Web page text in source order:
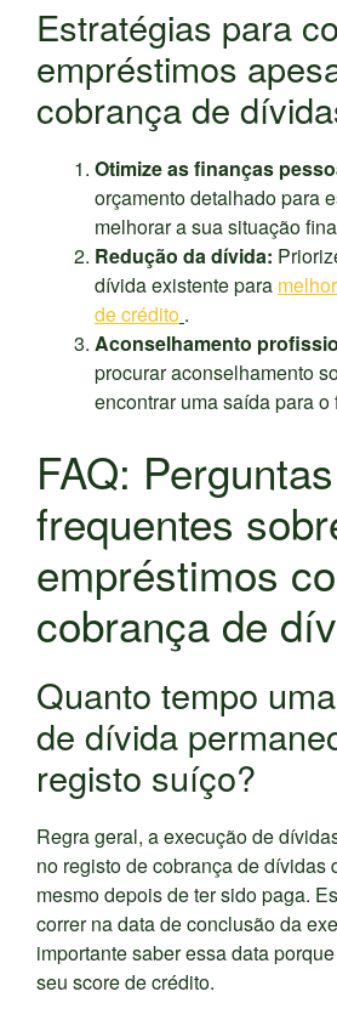
Estratégias para
empréstimos
cobrança de
Otimize as finanças
orçamento detalhado para
melhorar a sua situação
Redução da dívida:
dívida existente para
de crédito .
Aconselhamento
procurar aconselhamento
encontrar uma saída para o
FAQ: Perguntas
frequentes
empréstimos
cobrança de
Quanto tempo
de dívida
registo suíço?
Regra geral, a execução de
no registo de cobrança de dívidas
mesmo depois de ter sido paga.
correr na data de conclusão da
importante saber essa data
seu score de crédito.